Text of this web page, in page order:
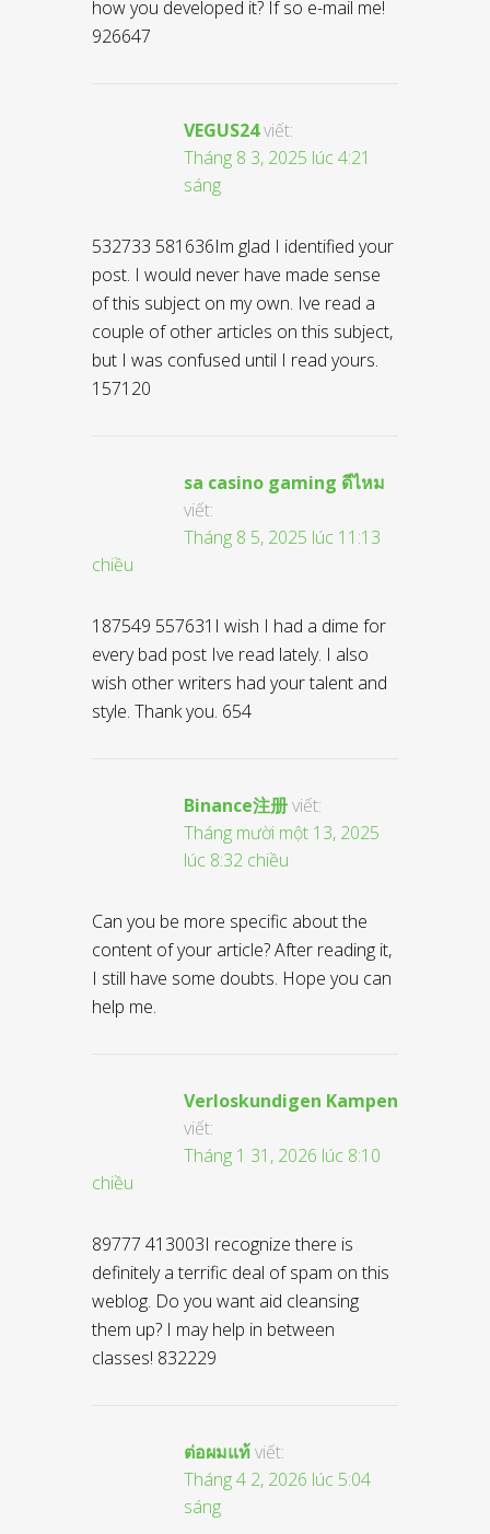
how you developed it? If so e-mail me!
926647
VEGUS24viết:
Tháng 8 3, 2025 lúc 4:21
sáng
532733 581636Im glad I identified your
post. I would never have made sense
of this subject on my own. Ive read a
couple of other articles on this subject,
but I was confused until I read yours.
157120
sa casino gaming ดีไหม
viết:
Tháng 8 5, 2025 lúc 11:13
chiều
187549 557631I wish I had a dime for
every bad post Ive read lately. I also
wish other writers had your talent and
style. Thank you. 654
Binance注册viết:
Tháng mười một 13, 2025
lúc 8:32 chiều
Can you be more specific about the
content of your article? After reading it,
I still have some doubts. Hope you can
help me.
Verloskundigen Kampen
viết:
Tháng 1 31, 2026 lúc 8:10
chiều
89777 413003I recognize there is
definitely a terrific deal of spam on this
weblog. Do you want aid cleansing
them up? I may help in between
classes! 832229
ต่อผมแท้viết:
Tháng 4 2, 2026 lúc 5:04
sáng